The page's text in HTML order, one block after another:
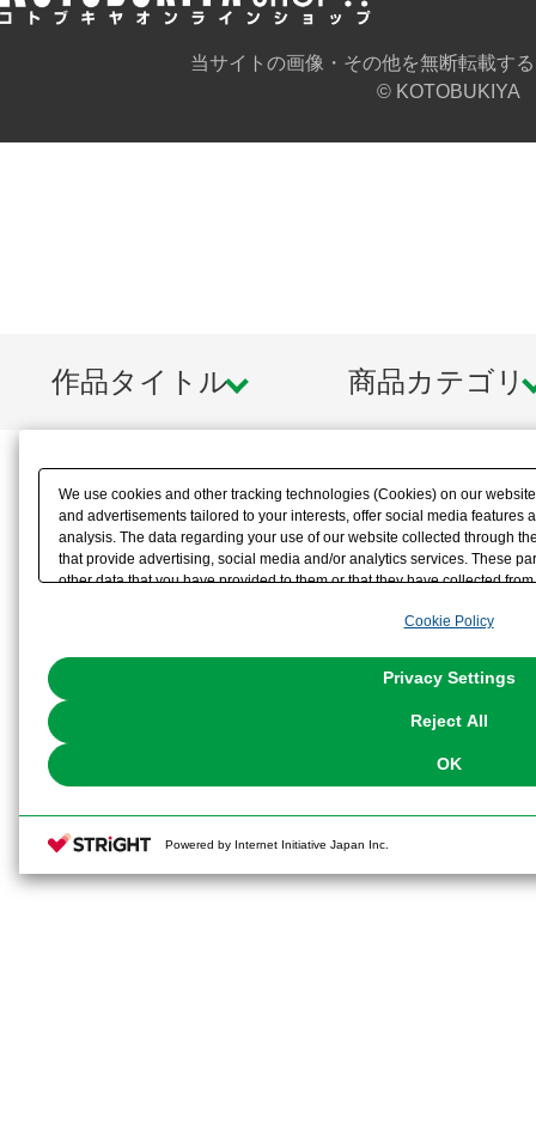
当サイトの画像・その他を無断転載す
© KOTOBUKIYA
作品タイトル 商品カテゴリ
We use cookies and other tracking technologies (Cookies) on our
and advertisements tailored to your interests, offer social media features
analysis. The data regarding your use of our website collected through
that provide advertising, social media and/or analytics services. These
other data that you have provided to them or that they have collected
the use of all Cookies except for Strictly Necessary Cookies, please
You can change your consent or rejection settings at any time via
Cookie Policy
Privacy Settings
Reject All
OK
Powered by Internet Initiative Japan Inc.